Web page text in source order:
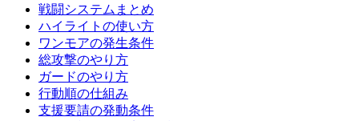
戦闘システムまとめ
ハイライトの使い方
ワンモアの発生条件
総攻撃のやり方
ガードのやり方
行動順の仕組み
支援要請の発動条件